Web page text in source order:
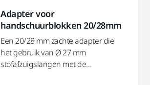
Adapter voor
handschuurblokken 20/28mm
Een 20/28 mm zachte adapter die
het gebruik van Ø 27 mm
stofafzuigslangen met de...